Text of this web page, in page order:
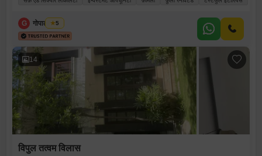
G गोपाल चौधरी
5
14
विपुल तत्वम विलास